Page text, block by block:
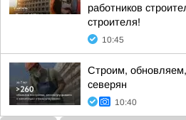
работников
строителя!
10:45
Строим,
северян
10:40